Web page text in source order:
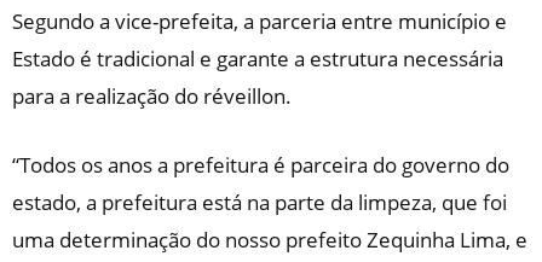
Segundo a vice-prefeita, a parceria entre município e
Estado é tradicional e garante a estrutura necessária
para a realização do réveillon.
“Todos os anos a prefeitura é parceira do governo do
estado, a prefeitura está na parte da limpeza, que foi
uma determinação do nosso prefeito Zequinha Lima, e